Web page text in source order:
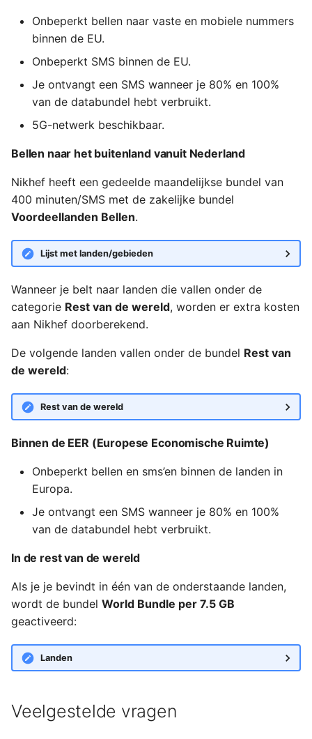
jailbreaken/rooten?
Mag ik de 2e
simkaartslot/e-SIM
gebruiken voor een ander
abonnement?
ondersteunde toestel is
kapot. Wat nu?
keuze is kapot. Wat nu?
Is er een limiet aan hoe
vaak je een volledig
ondersteund toestel mag
laten repareren?
Kan Nikhef ook e-sims
Wanneer ik in het
simkaart heb gekozen,
maar later alsnog een
Nikhef toestel wil. Wat
Kan Nikhef ook toestellen
met vrije keuze bestellen
Met welk bedrag moet ik
rekening houden qua
toestel met vrije keuze?
tweedehands toestellen
kiezen bij vrije keuze?
Onbeperkt bellen naar vaste en mobiele nummers
binnen de EU.
Onbeperkt SMS binnen de EU.
Je ontvangt een SMS wanneer je 80% en 100%
van de databundel hebt verbruikt.
5G-netwerk beschikbaar.
Bellen naar het buitenland vanuit Nederland
Nikhef heeft een gedeelde maandelijkse bundel van
400 minuten/SMS met de zakelijke bundel
Voordeellanden Bellen.
Lijst met landen/gebieden
Wanneer je belt naar landen die vallen onder de
categorie Rest van de wereld, worden er extra kosten
aan Nikhef doorberekend.
De volgende landen vallen onder de bundel Rest van
de wereld:
Rest van de wereld
Binnen de EER (Europese Economische Ruimte)
Onbeperkt bellen en sms’en binnen de landen in
Europa.
Je ontvangt een SMS wanneer je 80% en 100%
van de databundel hebt verbruikt.
In de rest van de wereld
Als je je bevindt in één van de onderstaande landen,
wordt de bundel World Bundle per 7.5 GB
geactiveerd:
Landen
Veelgestelde vragen